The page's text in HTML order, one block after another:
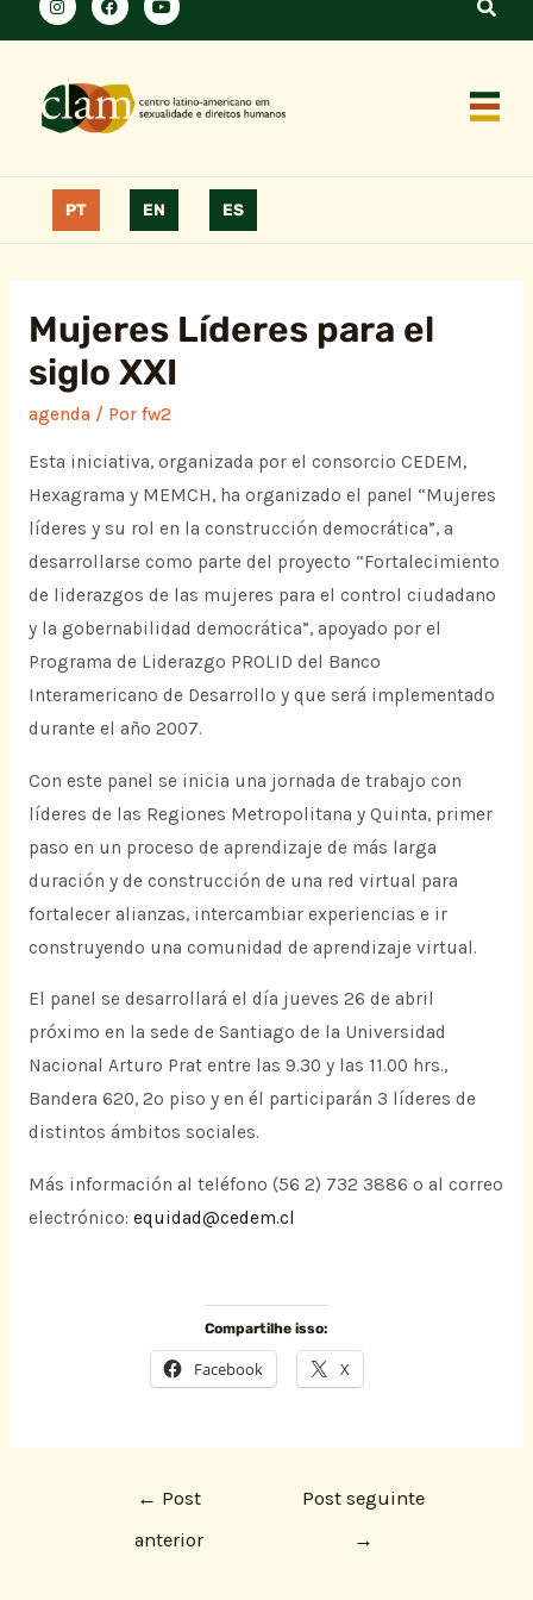
PT EN ES
Mujeres Líderes para el
siglo XXI
agenda/ Por fw2
Esta iniciativa, organizada por el consorcio CEDEM,
Hexagrama y MEMCH, ha organizado el panel “Mujeres
líderes y su rol en la construcción democrática”, a
desarrollarse como parte del proyecto “Fortalecimiento
de liderazgos de las mujeres para el control ciudadano
y la gobernabilidad democrática”, apoyado por el
Programa de Liderazgo PROLID del Banco
Interamericano de Desarrollo y que será implementado
durante el año 2007.
Con este panel se inicia una jornada de trabajo con
líderes de las Regiones Metropolitana y Quinta, primer
paso en un proceso de aprendizaje de más larga
duración y de construcción de una red virtual para
fortalecer alianzas, intercambiar experiencias e ir
construyendo una comunidad de aprendizaje virtual.
El panel se desarrollará el día jueves 26 de abril
próximo en la sede de Santiago de la Universidad
Nacional Arturo Prat entre las 9.30 y las 11.00 hrs.,
Bandera 620, 2º piso y en él participarán 3 líderes de
distintos ámbitos sociales.
Más información al teléfono (56 2) 732 3886 o al correo
electrónico: equidad@cedem.cl
Compartilhe isso:
Facebook X
← Post
anterior
Post seguinte
→